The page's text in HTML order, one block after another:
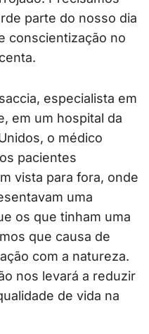
parte do nosso dia
conscientização no
especialista em
em um hospital da
o médico
pacientes
vista para fora, onde
uma
os que tinham uma
que causa de
com a natureza.
nos levará a reduzir
de vida na